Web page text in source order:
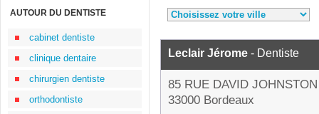
AUTOUR DU DENTISTE
cabinet dentiste
clinique dentaire
chirurgien dentiste
orthodontiste
Leclair Jérome - Dentiste
85 RUE DAVID JOHNSTON
33000 Bordeaux